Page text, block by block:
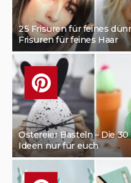
25 Frisuren für feines
Frisuren für feines Haar
Ostereier Basteln – Die
Ideen nur für euch